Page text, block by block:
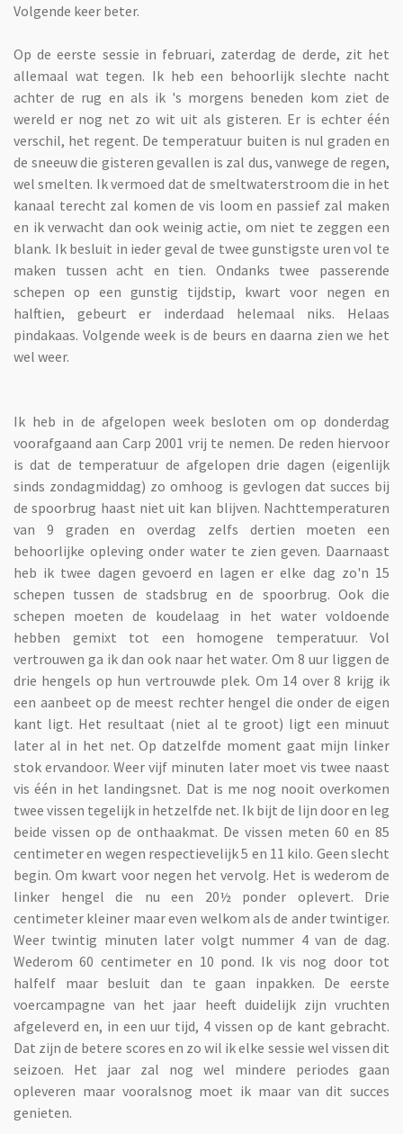
Volgende keer beter.
Op de eerste sessie in februari, zaterdag de derde, zit het
allemaal wat tegen. Ik heb een behoorlijk slechte nacht
achter de rug en als ik 's morgens beneden kom ziet de
wereld er nog net zo wit uit als gisteren. Er is echter één
verschil, het regent. De temperatuur buiten is nul graden en
de sneeuw die gisteren gevallen is zal dus, vanwege de regen,
wel smelten. Ik vermoed dat de smeltwaterstroom die in het
kanaal terecht zal komen de vis loom en passief zal maken
en ik verwacht dan ook weinig actie, om niet te zeggen een
blank. Ik besluit in ieder geval de twee gunstigste uren vol te
maken tussen acht en tien. Ondanks twee passerende
schepen op een gunstig tijdstip, kwart voor negen en
halftien, gebeurt er inderdaad helemaal niks. Helaas
pindakaas. Volgende week is de beurs en daarna zien we het
wel weer.
Ik heb in de afgelopen week besloten om op donderdag
voorafgaand aan Carp 2001 vrij te nemen. De reden hiervoor
is dat de temperatuur de afgelopen drie dagen (eigenlijk
sinds zondagmiddag) zo omhoog is gevlogen dat succes bij
de spoorbrug haast niet uit kan blijven. Nachttemperaturen
van 9 graden en overdag zelfs dertien moeten een
behoorlijke opleving onder water te zien geven. Daarnaast
heb ik twee dagen gevoerd en lagen er elke dag zo'n 15
schepen tussen de stadsbrug en de spoorbrug. Ook die
schepen moeten de koudelaag in het water voldoende
hebben gemixt tot een homogene temperatuur. Vol
vertrouwen ga ik dan ook naar het water. Om 8 uur liggen de
drie hengels op hun vertrouwde plek. Om 14 over 8 krijg ik
een aanbeet op de meest rechter hengel die onder de eigen
kant ligt. Het resultaat (niet al te groot) ligt een minuut
later al in het net. Op datzelfde moment gaat mijn linker
stok ervandoor. Weer vijf minuten later moet vis twee naast
vis één in het landingsnet. Dat is me nog nooit overkomen
twee vissen tegelijk in hetzelfde net. Ik bijt de lijn door en leg
beide vissen op de onthaakmat. De vissen meten 60 en 85
centimeter en wegen respectievelijk 5 en 11 kilo. Geen slecht
begin. Om kwart voor negen het vervolg. Het is wederom de
linker hengel die nu een 20½ ponder oplevert. Drie
centimeter kleiner maar even welkom als de ander twintiger.
Weer twintig minuten later volgt nummer 4 van de dag.
Wederom 60 centimeter en 10 pond. Ik vis nog door tot
halfelf maar besluit dan te gaan inpakken. De eerste
voercampagne van het jaar heeft duidelijk zijn vruchten
afgeleverd en, in een uur tijd, 4 vissen op de kant gebracht.
Dat zijn de betere scores en zo wil ik elke sessie wel vissen dit
seizoen. Het jaar zal nog wel mindere periodes gaan
opleveren maar vooralsnog moet ik maar van dit succes
genieten.